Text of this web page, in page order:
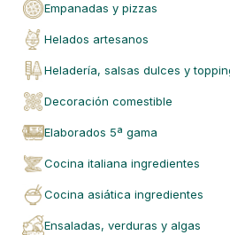
empanadas y pizzas
helados artesanos
heladería, salsas dulces y
decoración comestible
elaborados 5ª gama
cocina italiana ingredientes
cocina asiática ingredientes
ensaladas, verduras y algas